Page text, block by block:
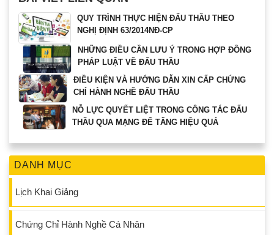
DANH MỤC
Lịch Khai Giảng
Chứng Chỉ Hành Nghề Cá Nhân
QUY TRÌNH THỰC HIỆN ĐẤU THẦU THEO
NGHỊ ĐỊNH 63/2014NĐ-CP
NHỮNG ĐIỀU CẦN LƯU Ý TRONG HỢP ĐỒNG
PHÁP LUẬT VỀ ĐẤU THẦU
ĐIỀU KIỆN VÀ HƯỚNG DẪN XIN CẤP CHỨNG
CHỈ HÀNH NGHỀ ĐẤU THẦU
NỖ LỰC QUYẾT LIỆT TRONG CÔNG TÁC ĐẤU
THẦU QUA MẠNG ĐỂ TĂNG HIỆU QUẢ